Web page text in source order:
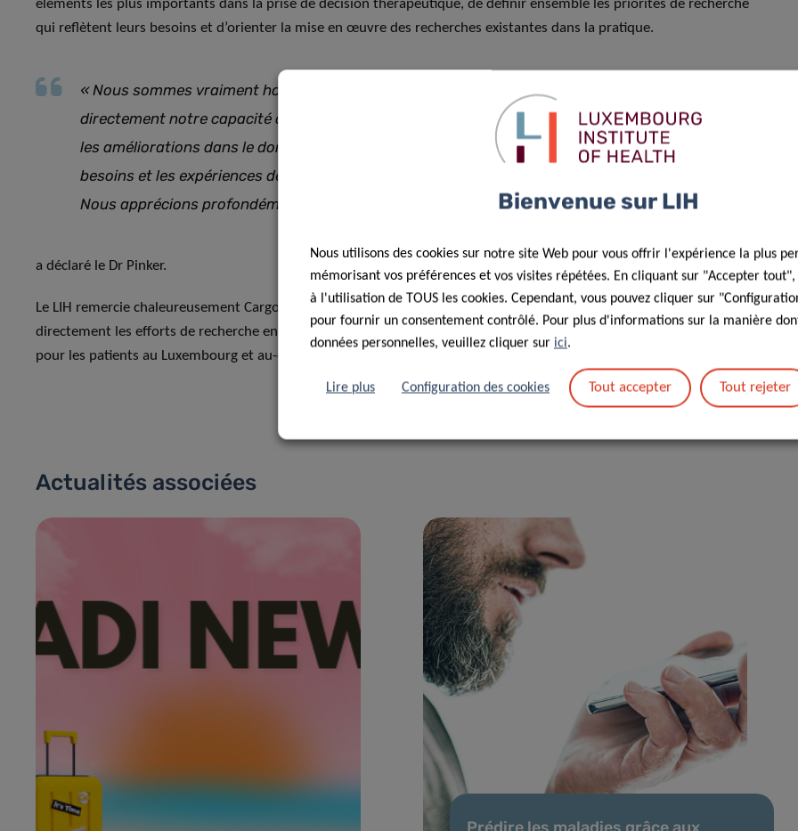
éléments les plus importants dans la prise de décision thérapeutique, de définir ensemble les priorités de recherche
qui reflètent leurs besoins et d’orienter la mise en œuvre des recherches existantes dans la pratique.
« Nous sommes vraiment honorés du soutien de Cargolux. Ce don renforce
directement notre capacité à étendre la portée de nos recherches et à soutenir
les améliorations dans le domaine des soins contre le cancer qui reflètent les
besoins et les expériences de toutes les personnes touchées par la maladie.
Nous apprécions profondément cette reconnaissance de notre travail »
a déclaré le Dr Pinker.
Le LIH remercie chaleureusement Cargolux pour son engagement et sa généreuse contribution, qui soutiendront
directement les efforts de recherche en cours visant à améliorer la prévention, le diagnostic et le traitement du cancer
pour les patients au Luxembourg et au-delà.
Actualités associées
Bienvenue sur LIH
Nous utilisons des cookies sur notre site Web pour vous offrir l'expérience la plus
mémorisant vos préférences et vos visites répétées. En cliquant sur "Accepter tout",
à l'utilisation de TOUS les cookies. Cependant, vous pouvez cliquer sur
pour fournir un consentement contrôlé. Pour plus d'informations sur la manière
données personnelles, veuillez cliquer sur ici.
Lire plus Configuration des cookies Tout accepter Tout rejeter